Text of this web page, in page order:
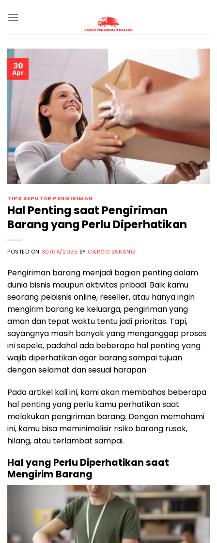
30
Apr
TIPS SEPUTAR PENGIRIMAN
Hal Penting saat Pengiriman
Barang yang Perlu Diperhatikan
POSTED ON 30/04/2025 BY CARGO BARANG
Pengiriman barang menjadi bagian penting dalam
dunia bisnis maupun aktivitas pribadi. Baik kamu
seorang pebisnis online, reseller, atau hanya ingin
mengirim barang ke keluarga, pengiriman yang
aman dan tepat waktu tentu jadi prioritas. Tapi,
sayangnya masih banyak yang menganggap proses
ini sepele, padahal ada beberapa hal penting yang
wajib diperhatikan agar barang sampai tujuan
dengan selamat dan sesuai harapan.
Pada artikel kali ini, kami akan membahas beberapa
hal penting yang perlu kamu perhatikan saat
melakukan pengiriman barang. Dengan memahami
ini, kamu bisa meminimalisir risiko barang rusak,
hilang, atau terlambat sampai.
Hal yang Perlu Diperhatikan saat
Mengirim Barang